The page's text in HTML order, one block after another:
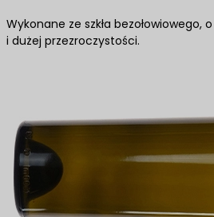
Wykonane ze szkła bezołowiowego,
i dużej przezroczystości.